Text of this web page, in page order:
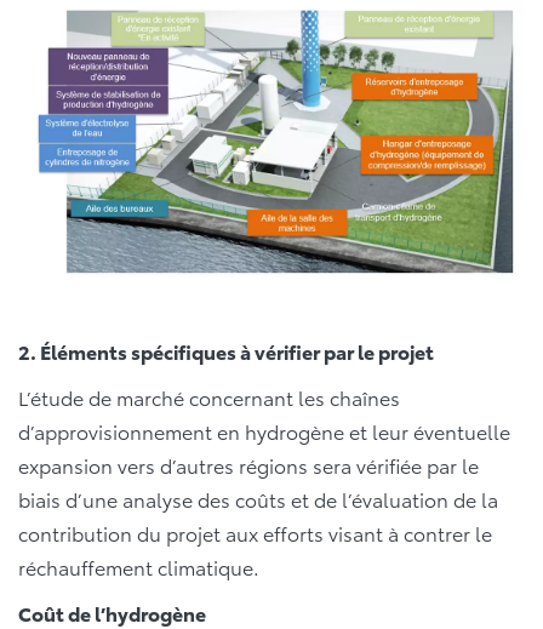
2. Éléments spécifiques à vérifier par le projet
L’étude de marché concernant les chaînes
d’approvisionnement en hydrogène et leur éventuelle
expansion vers d’autres régions sera vérifiée par le
biais d’une analyse des coûts et de l’évaluation de la
contribution du projet aux efforts visant à contrer le
réchauffement climatique.
Coût de l’hydrogène